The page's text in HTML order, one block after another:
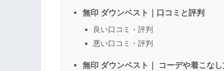
無印 ダウンベスト｜口コミと評判
良い口コミ・評判
悪い口コミ・評判
無印 ダウンベスト｜ コーデや着こな